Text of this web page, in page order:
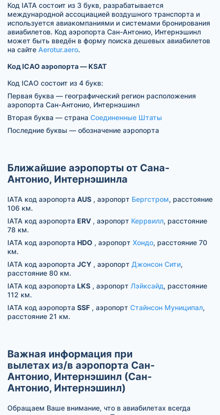
Код IATA состоит из 3 букв, разрабатывается
международной ассоциацией воздушного транспорта и
используется авиакомпаниями и системами бронирования
авиабилетов. Код аэропорта Сан-Антонио, Интернэшинл
может быть введён в форму поиска дешевых авиабилетов
на сайте Aerotur.aero.
Код ICAO аэропорта — KSAT
Код ICAO состоит из 4 букв:
Первая буква — географический регион расположения
аэропорта Сан-Антонио, Интернэшинл
Вторая буква — страна Соединенные Штаты
Последние буквы — обозначение аэропорта
Ближайшие аэропорты от Сана-
Антонио, Интернэшинла
IATA код аэропорта AUS , аэропорт Бергстром, расстояние
106 км.
IATA код аэропорта ERV , аэропорт Керрвилл, расстояние
78 км.
IATA код аэропорта HDO , аэропорт Хондо, расстояние 70
км.
IATA код аэропорта JCY , аэропорт Джонсон Сити,
расстояние 80 км.
IATA код аэропорта LKS , аэропорт Лэйксайд, расстояние
112 км.
IATA код аэропорта SSF , аэропорт Стайнсон Муниципал,
расстояние 21 км.
Важная информация при
вылетах из/в аэропорта Сан-
Антонио, Интернэшинл (Сан-
Антонио, Интернэшинл)
Обращаем Ваше внимание, что в авиабилетах всегда